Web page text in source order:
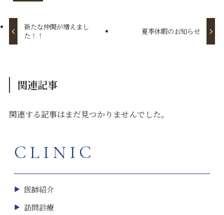
新たな仲間が増えまし
た！！
夏季休暇のお知らせ
関連記事
関連する記事はまだ見つかりませんでした。
CLINIC
医師紹介
訪問診療